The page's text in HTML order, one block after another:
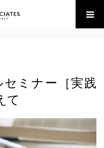
び
販売促進スペシャルセ
ミナー［実践
て